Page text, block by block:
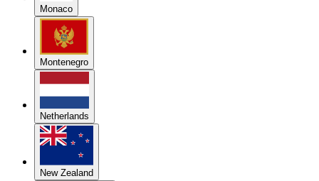
Monaco
Montenegro
Netherlands
New Zealand